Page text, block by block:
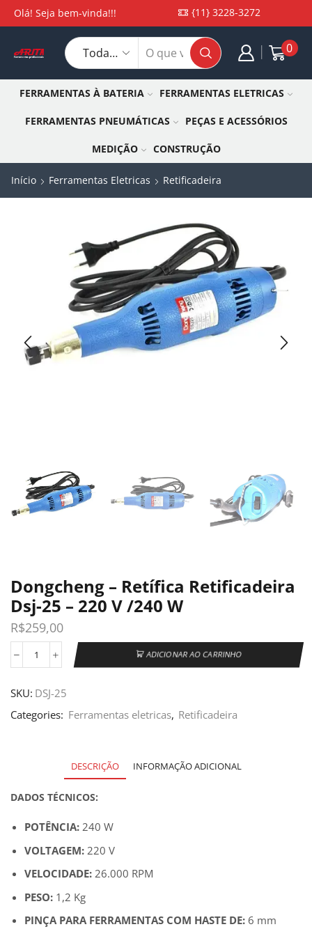
Olá! Seja bem-vinda!!! {11} 3228-3272
0
FERRAMENTAS À BATERIA FERRAMENTAS ELETRICAS
FERRAMENTAS PNEUMÁTICAS PEÇAS E ACESSÓRIOS
MEDIÇÃO CONSTRUÇÃO
Início Ferramentas Eletricas Retificadeira
Dongcheng – Retífica Retificadeira
Dsj-25 – 220 V /240 W
R$259,00
ADICIONAR AO CARRINHO
SKU: DSJ-25
Categories: Ferramentas eletricas, Retificadeira
DESCRIÇÃO INFORMAÇÃO ADICIONAL
DADOS TÉCNICOS:
POTÊNCIA: 240 W
VOLTAGEM: 220 V
VELOCIDADE: 26.000 RPM
PESO: 1,2 Kg
PINÇA PARA FERRAMENTAS COM HASTE DE: 6 mm